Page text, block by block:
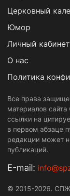
Церковный
Юмор
Личный кабинет
О нас
Политика
Все права
материалов
ссылки на
в первом абзаце
редакции может
публикаций.
Е-mail:
© 2015-2026. СПЖ